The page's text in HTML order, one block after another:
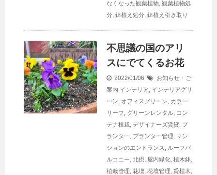
なくなった観葉植物, 観葉植物処
分, 鉢植え処分, 鉢植え引き取り
不思議の国のアリ
スにでてくるお花
2022/01/06
お知らせ・ご
案内 インテリア, インテリアグリ
ーン, オフィスグリーン, カラー
リーフ, グリーンレンタル, コン
テナ植栽, デザイナーズ賃貸, プ
ランター, プランター管理, マン
ションのエントランス, ルーフバ
ルコニー, 北摂, 屋内緑化, 植木鉢,
植栽管理, 花壇, 花壇管理, 貸植木,